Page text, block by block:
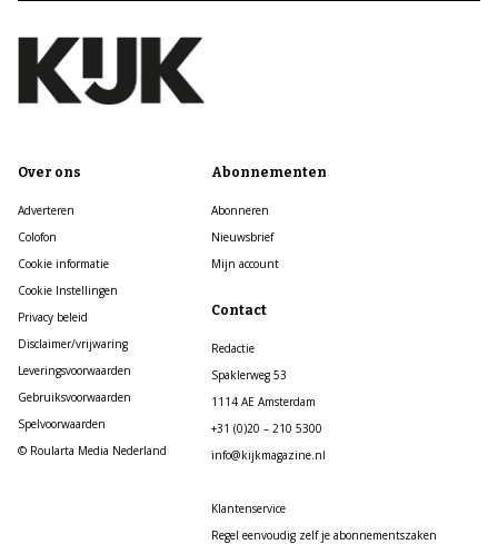
Over ons
Adverteren
Colofon
Cookie informatie
Cookie Instellingen
Privacy beleid
Disclaimer/vrijwaring
Leveringsvoorwaarden
Gebruiksvoorwaarden
Spelvoorwaarden
© Roularta Media Nederland
Abonnementen
Abonneren
Nieuwsbrief
Mijn account
Contact
Redactie
Spaklerweg 53
1114 AE Amsterdam
+31 (0)20 – 210 5300
info@kijkmagazine.nl
Klantenservice
Regel eenvoudig zelf je abonnementszaken